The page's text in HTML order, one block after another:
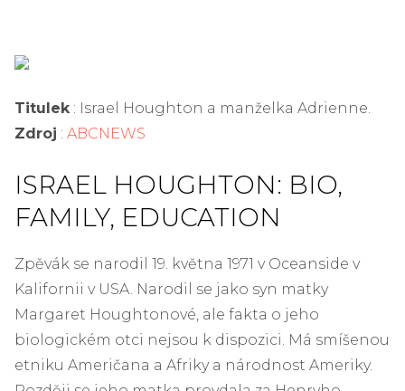
Titulek: Israel Houghton a manželka Adrienne.
Zdroj : ABCNEWS
ISRAEL HOUGHTON: BIO,
FAMILY, EDUCATION
Zpěvák se narodil 19. května 1971 v Oceanside v
Kalifornii v USA. Narodil se jako syn matky
Margaret Houghtonové, ale fakta o jeho
biologickém otci nejsou k dispozici. Má smíšenou
etniku Američana a Afriky a národnost Ameriky.